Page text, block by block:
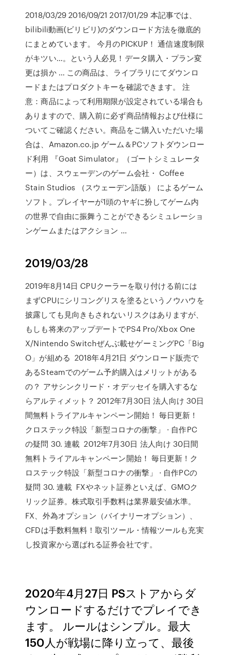
2018/03/29 2016/09/21 2017/01/29 本記事では、
bilibili動画(ビリビリ)のダウンロード方法を徹底的
にまとめています。 今月のPICKUP！ 通信速度制限
がキツい…。という人必見！データ購入・プラン変
更は損か … この商品は、ライブラリにてダウンロ
ードまたはプロダクトキーを確認できます。 注
意：商品によって利用期限が設定されている場合も
ありますので、購入前に必ず商品情報および仕様に
ついてご確認ください。商品をご購入いただいた場
合は、Amazon.co.jp ゲーム＆PCソフトダウンロー
ド利用 『Goat Simulator』（ゴートシミュレータ
ー）は、スウェーデンのゲーム会社・ Coffee
Stain Studios （スウェーデン語版） によるゲーム
ソフト。プレイヤーが1頭のヤギに扮してゲーム内
の世界で自由に振舞うことができるシミュレーショ
ンゲームまたはアクション …
2019/03/28
2019年8月14日 CPUクーラーを取り付ける前には
まずCPUにシリコングリスを塗るというノウハウを
披露しても見向きもされないリスクはありますが、
もしも将来のアップデートでPS4 Pro/Xbox One
X/Nintendo Switchぜんぶ載せゲーミングPC「Big
O」が組める 2018年4月21日 ダウンロード販売で
あるSteamでのゲーム予約購入はメリットがある
の？ アサシンクリード・オデッセイを購入するな
らアルティメット？ 2012年7月30日 法人向け 30日
間無料トライアルキャンペーン開始！ 毎日更新！
クロステック特設「新型コロナの衝撃」 · 自作PC
の疑問 30. 連載 2012年7月30日 法人向け 30日間
無料トライアルキャンペーン開始！ 毎日更新！ク
ロステック特設「新型コロナの衝撃」 · 自作PCの
疑問 30. 連載 FXやネット証券といえば、GMOク
リック証券。株式取引手数料は業界最安値水準。
FX、外為オプション（バイナリーオプション）、
CFDは手数料無料！取引ツール・情報ツールも充実
し投資家から選ばれる証券会社です。
2020年4月27日 PSストアからダ
ウンロードするだけでプレイでき
ます。 ルールはシンプル。最大
150人が戦場に降り立って、最後